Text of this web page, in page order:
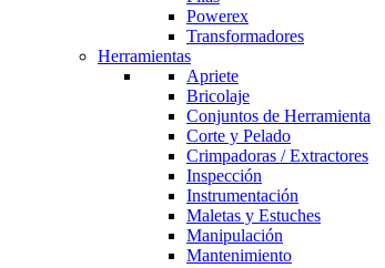
Powerex
Transformadores
Herramientas
Apriete
Bricolaje
Conjuntos de Herramienta
Corte y Pelado
Crimpadoras / Extractores
Inspección
Instrumentación
Maletas y Estuches
Manipulación
Mantenimiento